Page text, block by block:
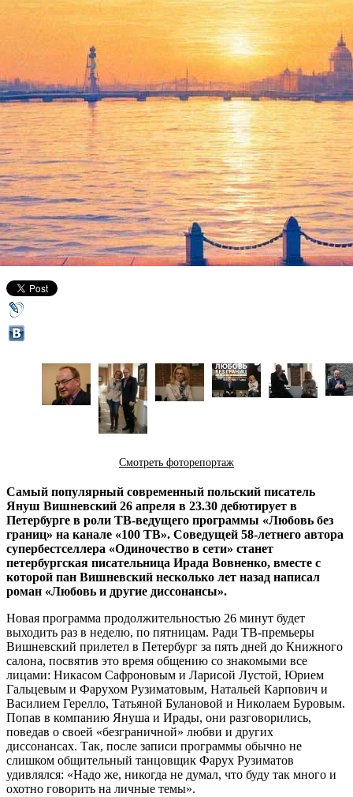
Януш Вишневский
дебютирует в Петербурге в
роли телеведущего
23 апреля 2013,19:27 Версия для печати
Смотреть фоторепортаж
Самый популярный современный польский писатель
Януш Вишневский 26 апреля в 23.30 дебютирует в
Петербурге в роли ТВ-ведущего программы «Любовь без
границ» на канале «100 ТВ». Соведущей 58-летнего автора
супербестселлера «Одиночество в сети» станет
петербургская писательница Ирада Вовненко, вместе с
которой пан Вишневский несколько лет назад написал
роман «Любовь и другие диссонансы».
Новая программа продолжительностью 26 минут будет
выходить раз в неделю, по пятницам. Ради ТВ-премьеры
Вишневский прилетел в Петербург за пять дней до Книжного
салона, посвятив это время общению со знакомыми все
лицами: Никасом Сафроновым и Ларисой Лустой, Юрием
Гальцевым и Фарухом Рузиматовым, Натальей Карпович и
Василием Герелло, Татьяной Булановой и Николаем Буровым.
Попав в компанию Януша и Ирады, они разговорились,
поведав о своей «безграничной» любви и других
диссонансах. Так, после записи программы обычно не
слишком общительный танцовщик Фарух Рузиматов
удивлялся: «Надо же, никогда не думал, что буду так много и
охотно говорить на личные темы».